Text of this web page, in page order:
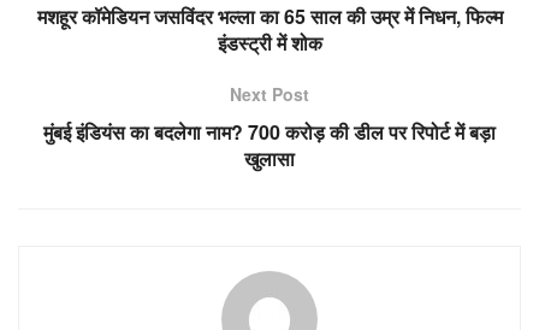
मशहूर कॉमेडियन जसविंदर भल्ला का 65 साल की उम्र में निधन, फिल्म
इंडस्ट्री में शोक
Next Post
मुंबई इंडियंस का बदलेगा नाम? 700 करोड़ की डील पर रिपोर्ट में बड़ा
खुलासा